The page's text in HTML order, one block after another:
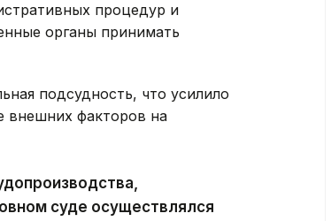
процедур и
органы принимать
подсудность, что усилило
внешних факторов на
суде осуществлялся